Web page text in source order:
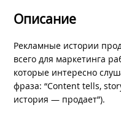
Описание
Рекламные истории
всего для маркетинга
которые интересно
фраза: “Content tells,
история — продает”).